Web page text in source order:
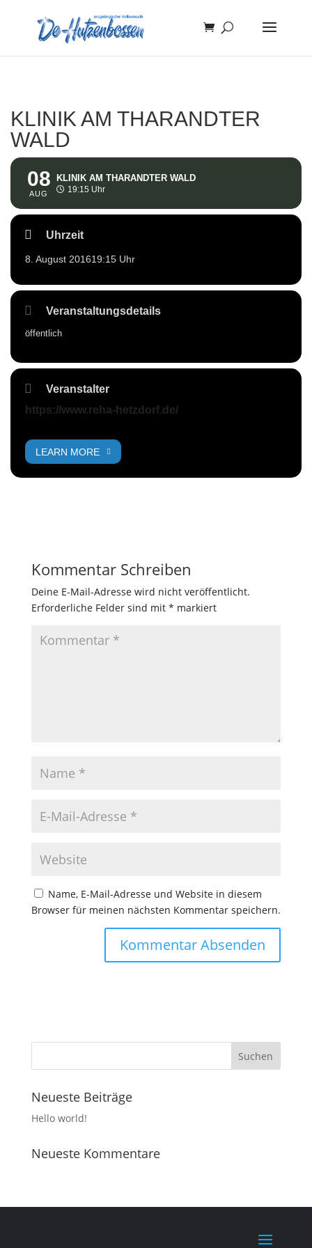
KLINIK AM THARANDTER
WALD
08
AUG
KLINIK AM THARANDTER WALD
19:15 Uhr
Uhrzeit
8. August 201619:15 Uhr
Veranstaltungsdetails
öffentlich
Veranstalter
https://www.reha-hetzdorf.de/
LEARN MORE
Kommentar Schreiben
Deine E-Mail-Adresse wird nicht veröffentlicht.
Erforderliche Felder sind mit * markiert
Name, E-Mail-Adresse und Website in diesem
Browser für meinen nächsten Kommentar speichern.
Neueste Beiträge
Hello world!
Neueste Kommentare